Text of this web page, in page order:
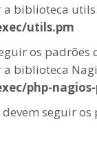
biblioteca
utils.pm
os
biblioteca
php-
devem seguir